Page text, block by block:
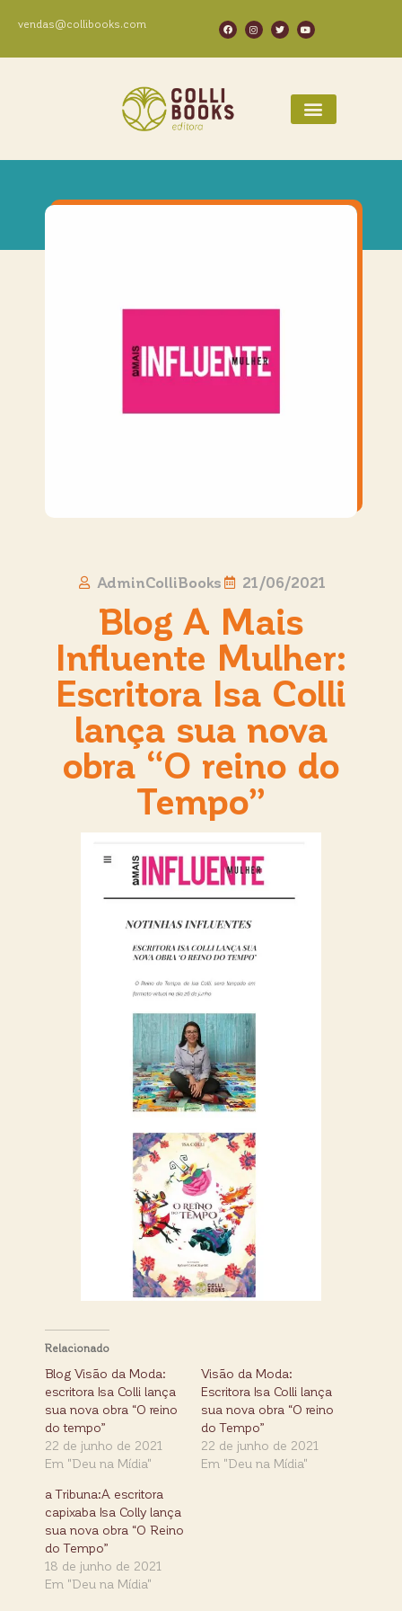
vendas@collibooks.com
AdminColliBooks 21/06/2021
Blog A Mais
Influente Mulher:
Escritora Isa Colli
lança sua nova
obra “O reino do
Tempo”
Relacionado
Blog Visão da Moda:
escritora Isa Colli lança
sua nova obra “O reino
do tempo”
22 de junho de 2021
Em "Deu na Mídia"
Visão da Moda:
Escritora Isa Colli lança
sua nova obra “O reino
do Tempo”
22 de junho de 2021
Em "Deu na Mídia"
a Tribuna:A escritora
capixaba Isa Colly lança
sua nova obra “O Reino
do Tempo”
18 de junho de 2021
Em "Deu na Mídia"